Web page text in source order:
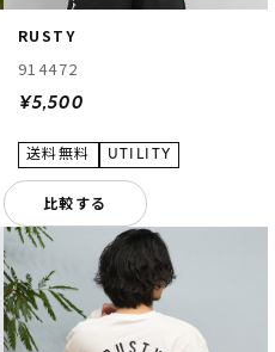
RUSTY
914472
¥5,500
比較する